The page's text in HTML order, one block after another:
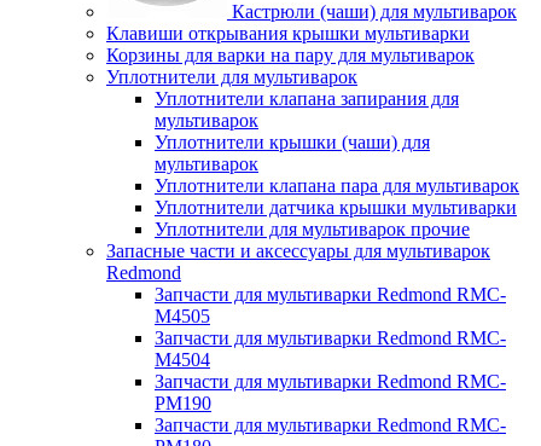
Кастрюли (чаши) для мультиварок
Клавиши открывания крышки мультиварки
Корзины для варки на пару для мультиварок
Уплотнители для мультиварок
Уплотнители клапана запирания для
мультиварок
Уплотнители крышки (чаши) для
мультиварок
Уплотнители клапана пара для мультиварок
Уплотнители датчика крышки мультиварки
Уплотнители для мультиварок прочие
Запасные части и аксессуары для мультиварок
Redmond
Запчасти для мультиварки Redmond RMC-
M4505
Запчасти для мультиварки Redmond RMC-
M4504
Запчасти для мультиварки Redmond RMC-
PM190
Запчасти для мультиварки Redmond RMC-